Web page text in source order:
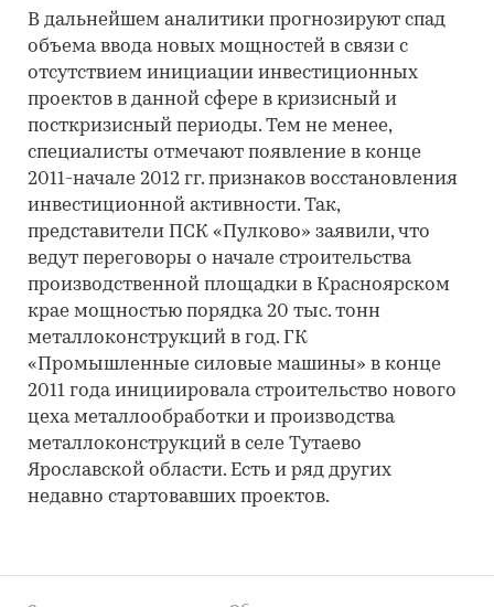
В дальнейшем аналитики прогнозируют спад
объема ввода новых мощностей в связи с
отсутствием инициации инвестиционных
проектов в данной сфере в кризисный и
посткризисный периоды. Тем не менее,
специалисты отмечают появление в конце
2011-начале 2012 гг. признаков восстановления
инвестиционной активности. Так,
представители ПСК «Пулково» заявили, что
ведут переговоры о начале строительства
производственной площадки в Красноярском
крае мощностью порядка 20 тыс. тонн
металлоконструкций в год. ГК
«Промышленные силовые машины» в конце
2011 года инициировала строительство нового
цеха металлообработки и производства
металлоконструкций в селе Тутаево
Ярославской области. Есть и ряд других
недавно стартовавших проектов.